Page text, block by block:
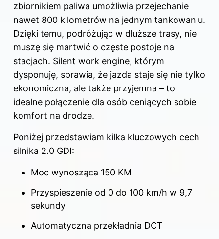
zbiornikiem paliwa umożliwia przejechanie
nawet 800 kilometrów na jednym tankowaniu.
Dzięki temu, podróżując w dłuższe trasy, nie
muszę się martwić o częste postoje na
stacjach. Silent work engine, którym
dysponuję, sprawia, że jazda staje się nie tylko
ekonomiczna, ale także przyjemna – to
idealne połączenie dla osób ceniących sobie
komfort na drodze.
Poniżej przedstawiam kilka kluczowych cech
silnika 2.0 GDI:
Moc wynosząca 150 KM
Przyspieszenie od 0 do 100 km/h w 9,7
sekundy
Automatyczna przekładnia DCT